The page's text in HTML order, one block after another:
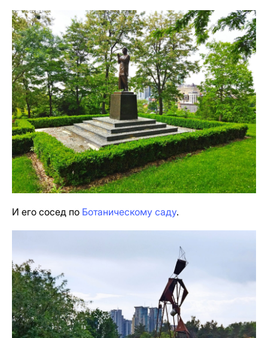
И его сосед по Ботаническому саду.